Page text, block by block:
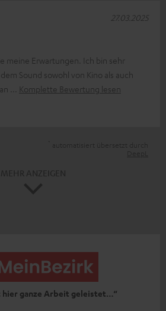
meine Erwartungen. Ich bin sehr
Sound sowohl von Kino als auch
Komplette Bewertung lesen
27.03.2025
hier ganze Arbeit geleistet…“